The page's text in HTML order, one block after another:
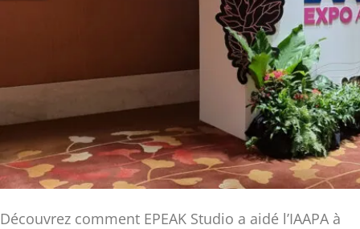
Découvrez comment EPEAK Studio a aidé l’IAAPA à